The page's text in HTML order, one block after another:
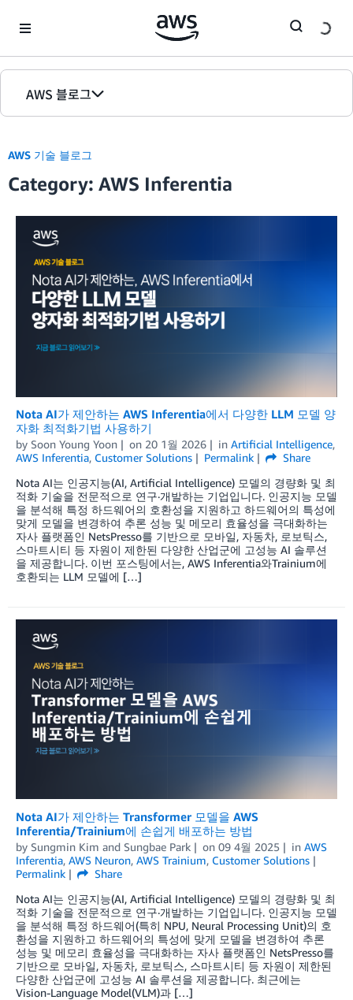
AWS 블로그
홈
에디션
AWS 기술 블로그
Category: AWS Inferentia
Nota AI가 제안하는 AWS Inferentia에서 다양한 LLM 모델 양
자화 최적화기법 사용하기
by Soon Young Yoon on 20 1월 2026 in Artificial Intelligence,
AWS Inferentia, Customer Solutions Permalink
Share
Nota AI는 인공지능(AI, Artificial Intelligence) 모델의 경량화 및 최
적화 기술을 전문적으로 연구·개발하는 기업입니다. 인공지능 모델
을 분석해 특정 하드웨어의 호환성을 지원하고 하드웨어의 특성에
맞게 모델을 변경하여 추론 성능 및 메모리 효율성을 극대화하는
자사 플랫폼인 NetsPresso를 기반으로 모바일, 자동차, 로보틱스,
스마트시티 등 자원이 제한된 다양한 산업군에 고성능 AI 솔루션
을 제공합니다. 이번 포스팅에서는, AWS Inferentia와Trainium에
호환되는 LLM 모델에 […]
Nota AI가 제안하는 Transformer 모델을 AWS
Inferentia/Trainium에 손쉽게 배포하는 방법
by Sungmin Kim and Sungbae Park on 09 4월 2025 in AWS
Inferentia, AWS Neuron, AWS Trainium, Customer Solutions
Permalink
Share
Nota AI는 인공지능(AI, Artificial Intelligence) 모델의 경량화 및 최
적화 기술을 전문적으로 연구·개발하는 기업입니다. 인공지능 모델
을 분석해 특정 하드웨어(특히 NPU, Neural Processing Unit)의 호
환성을 지원하고 하드웨어의 특성에 맞게 모델을 변경하여 추론
성능 및 메모리 효율성을 극대화하는 자사 플랫폼인 NetsPresso를
기반으로 모바일, 자동차, 로보틱스, 스마트시티 등 자원이 제한된
다양한 산업군에 고성능 AI 솔루션을 제공합니다. 최근에는
Vision-Language Model(VLM)과 […]